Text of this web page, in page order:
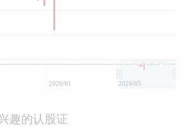
2026/01 2026/05
趣的认股证